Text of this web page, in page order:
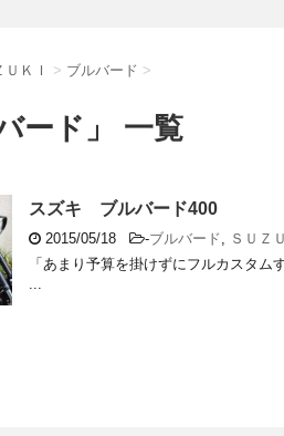
ＵＫＩ > ブルバード >
ード」 一覧
スズキ ブルバード400
2015/05/18 -ブルバード, ＳＵＺ
「あまり予算を掛けずにフルカスタ
...